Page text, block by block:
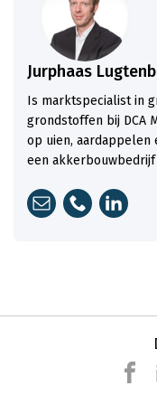
Jurphaas
Is marktspecialist in
grondstoffen bij DCA
op uien, aardappelen
een